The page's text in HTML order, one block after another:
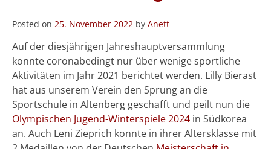
Posted on 25. November 2022 by Anett
Auf der diesjährigen Jahreshauptversammlung
konnte coronabedingt nur über wenige sportliche
Aktivitäten im Jahr 2021 berichtet werden. Lilly Bierast
hat aus unserem Verein den Sprung an die
Sportschule in Altenberg geschafft und peilt nun die
Olympischen Jugend-Winterspiele 2024 in Südkorea
an. Auch Leni Zieprich konnte in ihrer Altersklasse mit